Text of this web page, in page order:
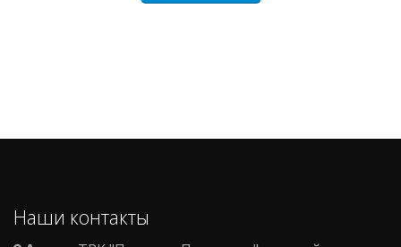
Наши контакты